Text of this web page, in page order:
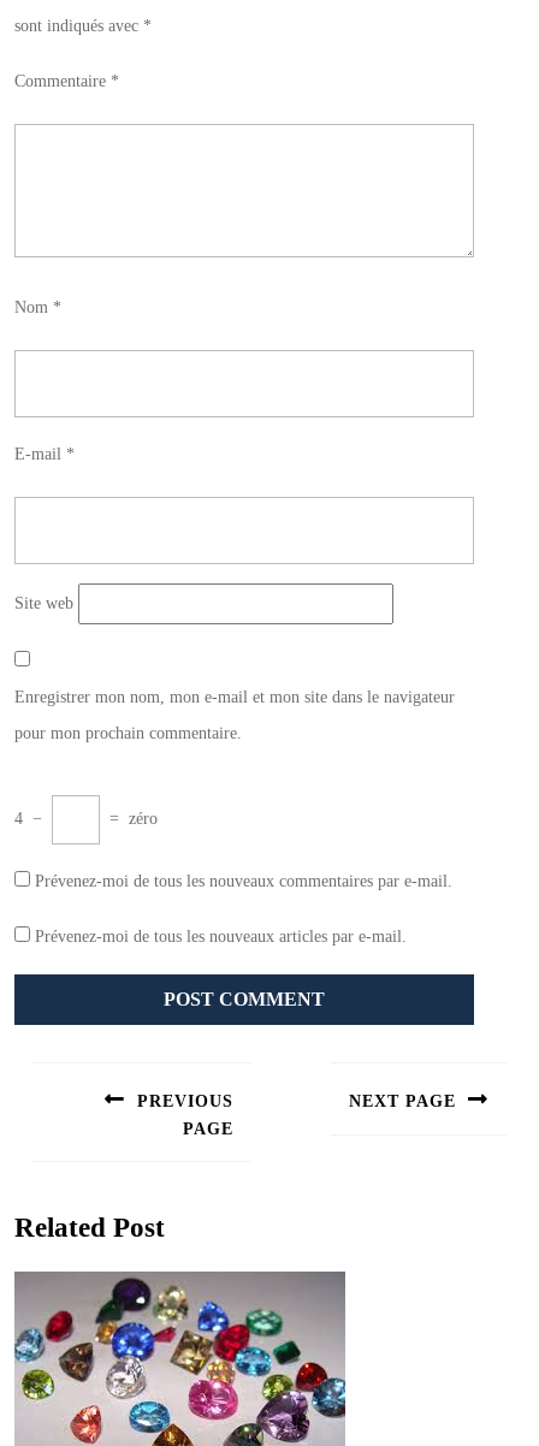
sont indiqués avec *
Commentaire *
Nom *
E-mail *
Site web
Enregistrer mon nom, mon e-mail et mon site dans le navigateur
pour mon prochain commentaire.
4 − = zéro
Prévenez-moi de tous les nouveaux commentaires par e-mail.
Prévenez-moi de tous les nouveaux articles par e-mail.
PREVIOUS
PAGE
NEXT PAGE
Related Post